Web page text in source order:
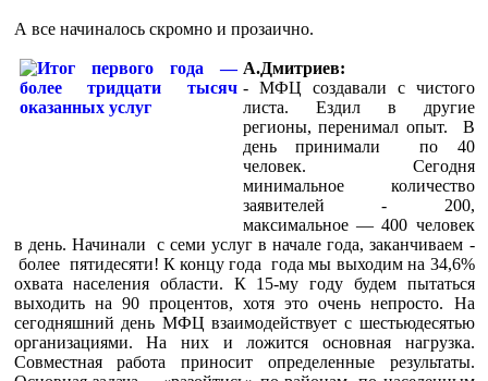
А все начиналось скромно и прозаично.
А.Дмитриев:
- МФЦ создавали с чистого
листа. Ездил в другие
регионы, перенимал опыт. В
день принимали по 40
человек. Сегодня
минимальное количество
заявителей - 200,
максимальное — 400 человек
в день. Начинали с семи услуг в начале года, заканчиваем -
более пятидесяти! К концу года года мы выходим на 34,6%
охвата населения области. К 15-му году будем пытаться
выходить на 90 процентов, хотя это очень непросто. На
сегодняшний день МФЦ взаимодействует с шестьюдесятью
организациями. На них и ложится основная нагрузка.
Совместная работа приносит определенные результаты.